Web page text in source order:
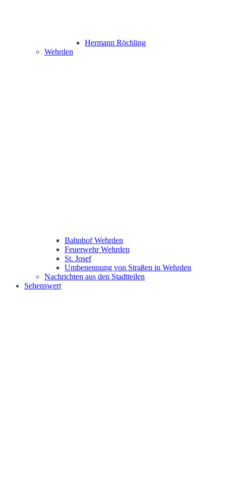
Hermann Röchling
Wehrden
Bahnhof Wehrden
Feuerwehr Wehrden
St. Josef
Umbenennung von Straßen in Wehrden
Nachrichten aus den Stadtteilen
Sehenswert